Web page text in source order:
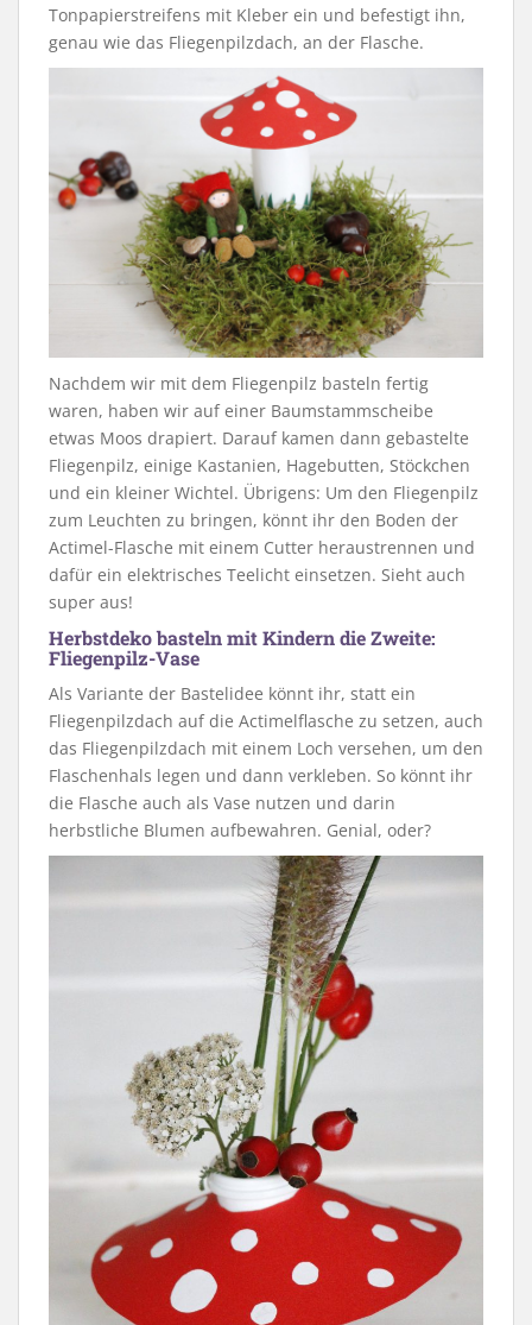
Tonpapierstreifens mit Kleber ein und befestigt ihn,
genau wie das Fliegenpilzdach, an der Flasche.
Nachdem wir mit dem Fliegenpilz basteln fertig
waren, haben wir auf einer Baumstammscheibe
etwas Moos drapiert. Darauf kamen dann gebastelte
Fliegenpilz, einige Kastanien, Hagebutten, Stöckchen
und ein kleiner Wichtel. Übrigens: Um den Fliegenpilz
zum Leuchten zu bringen, könnt ihr den Boden der
Actimel-Flasche mit einem Cutter heraustrennen und
dafür ein elektrisches Teelicht einsetzen. Sieht auch
super aus!
Herbstdeko basteln mit Kindern die Zweite:
Fliegenpilz-Vase
Als Variante der Bastelidee könnt ihr, statt ein
Fliegenpilzdach auf die Actimelflasche zu setzen, auch
das Fliegenpilzdach mit einem Loch versehen, um den
Flaschenhals legen und dann verkleben. So könnt ihr
die Flasche auch als Vase nutzen und darin
herbstliche Blumen aufbewahren. Genial, oder?